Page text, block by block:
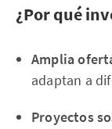
¿Por qué
Amplia
adaptan a
Proyectos